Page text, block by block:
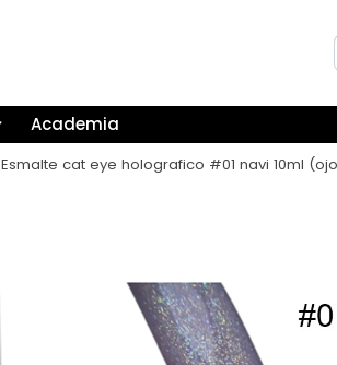
Academia
Esmalte cat eye holografico #01 navi 10ml (ojo